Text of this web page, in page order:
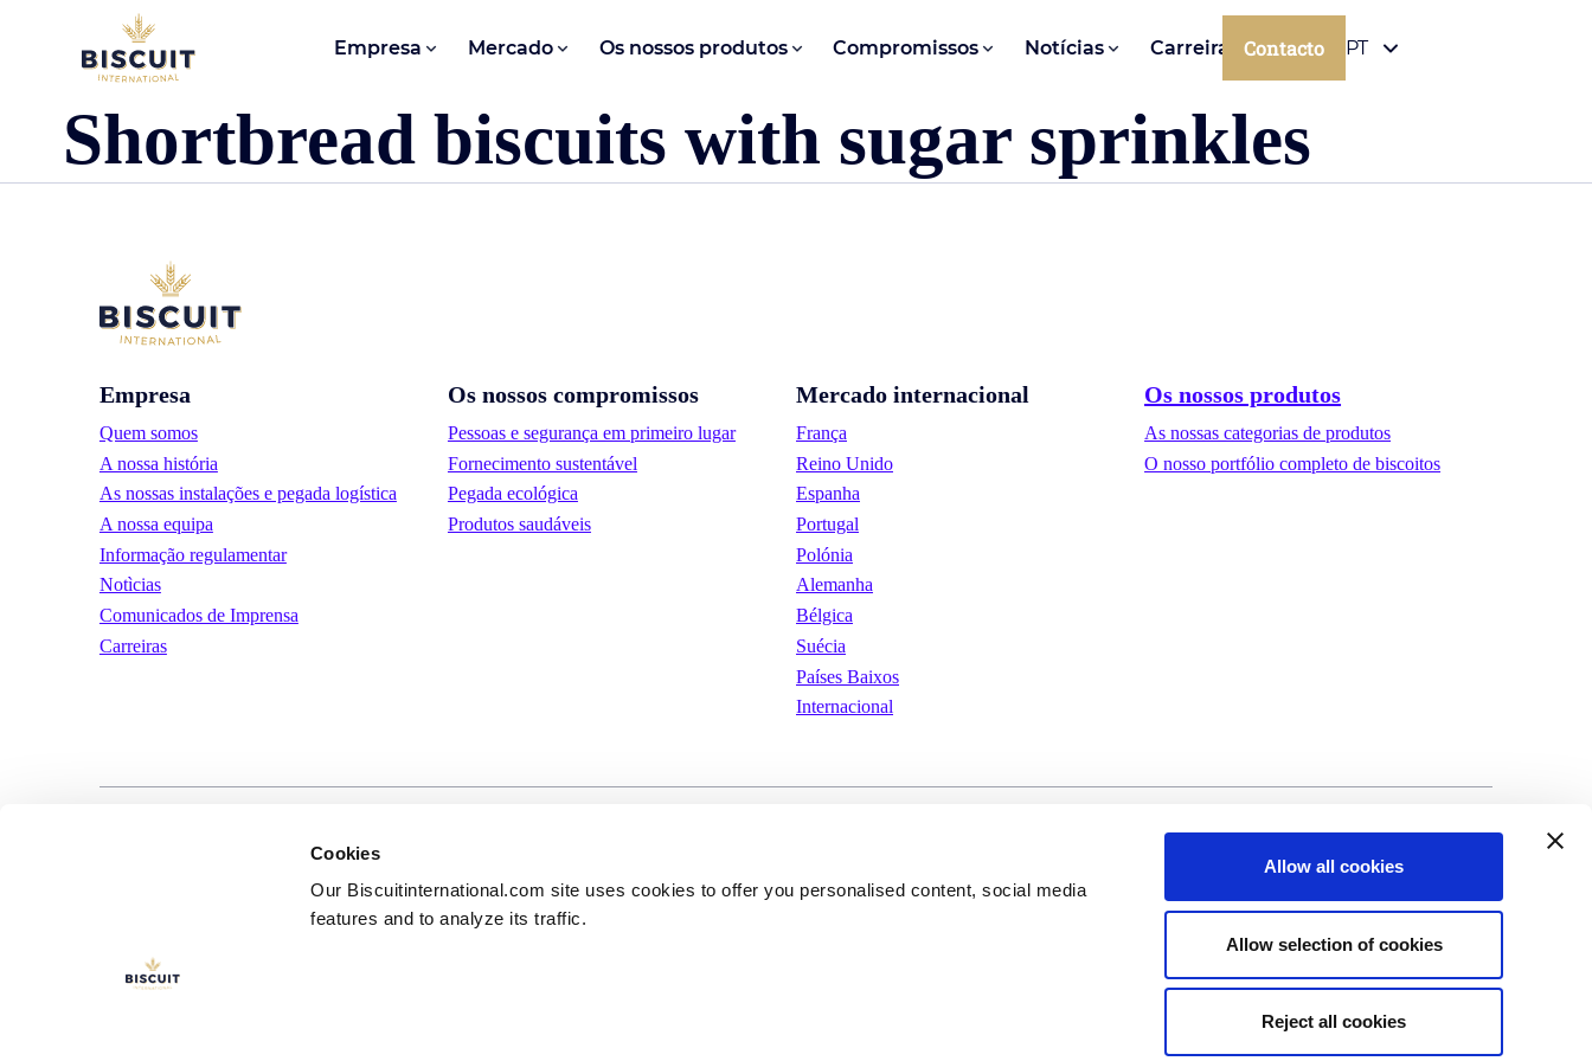
Cookies
Our Biscuitinternational.com site uses cookies to offer you personalised content, social media
features and to analyze its traffic.
Allow all cookies
Allow selection of cookies
Reject all cookies
Aller au contenu Empresa Mercado Os nossos produtos Compromissos Notícias Carreiras Contacto PT
Shortbread biscuits with sugar sprinkles
Empresa
Quem somos
A nossa história
As nossas instalações e pegada logística
A nossa equipa
Informação regulamentar
Notìcias
Comunicados de Imprensa
Carreiras
Os nossos compromissos
Pessoas e segurança em primeiro lugar
Fornecimento sustentável
Pegada ecológica
Produtos saudáveis
Mercado internacional
França
Reino Unido
Espanha
Portugal
Polónia
Alemanha
Bélgica
Suécia
Países Baixos
Internacional
Os nossos produtos
As nossas categorias de produtos
O nosso portfólio completo de biscoitos
©Biscuit International 2023